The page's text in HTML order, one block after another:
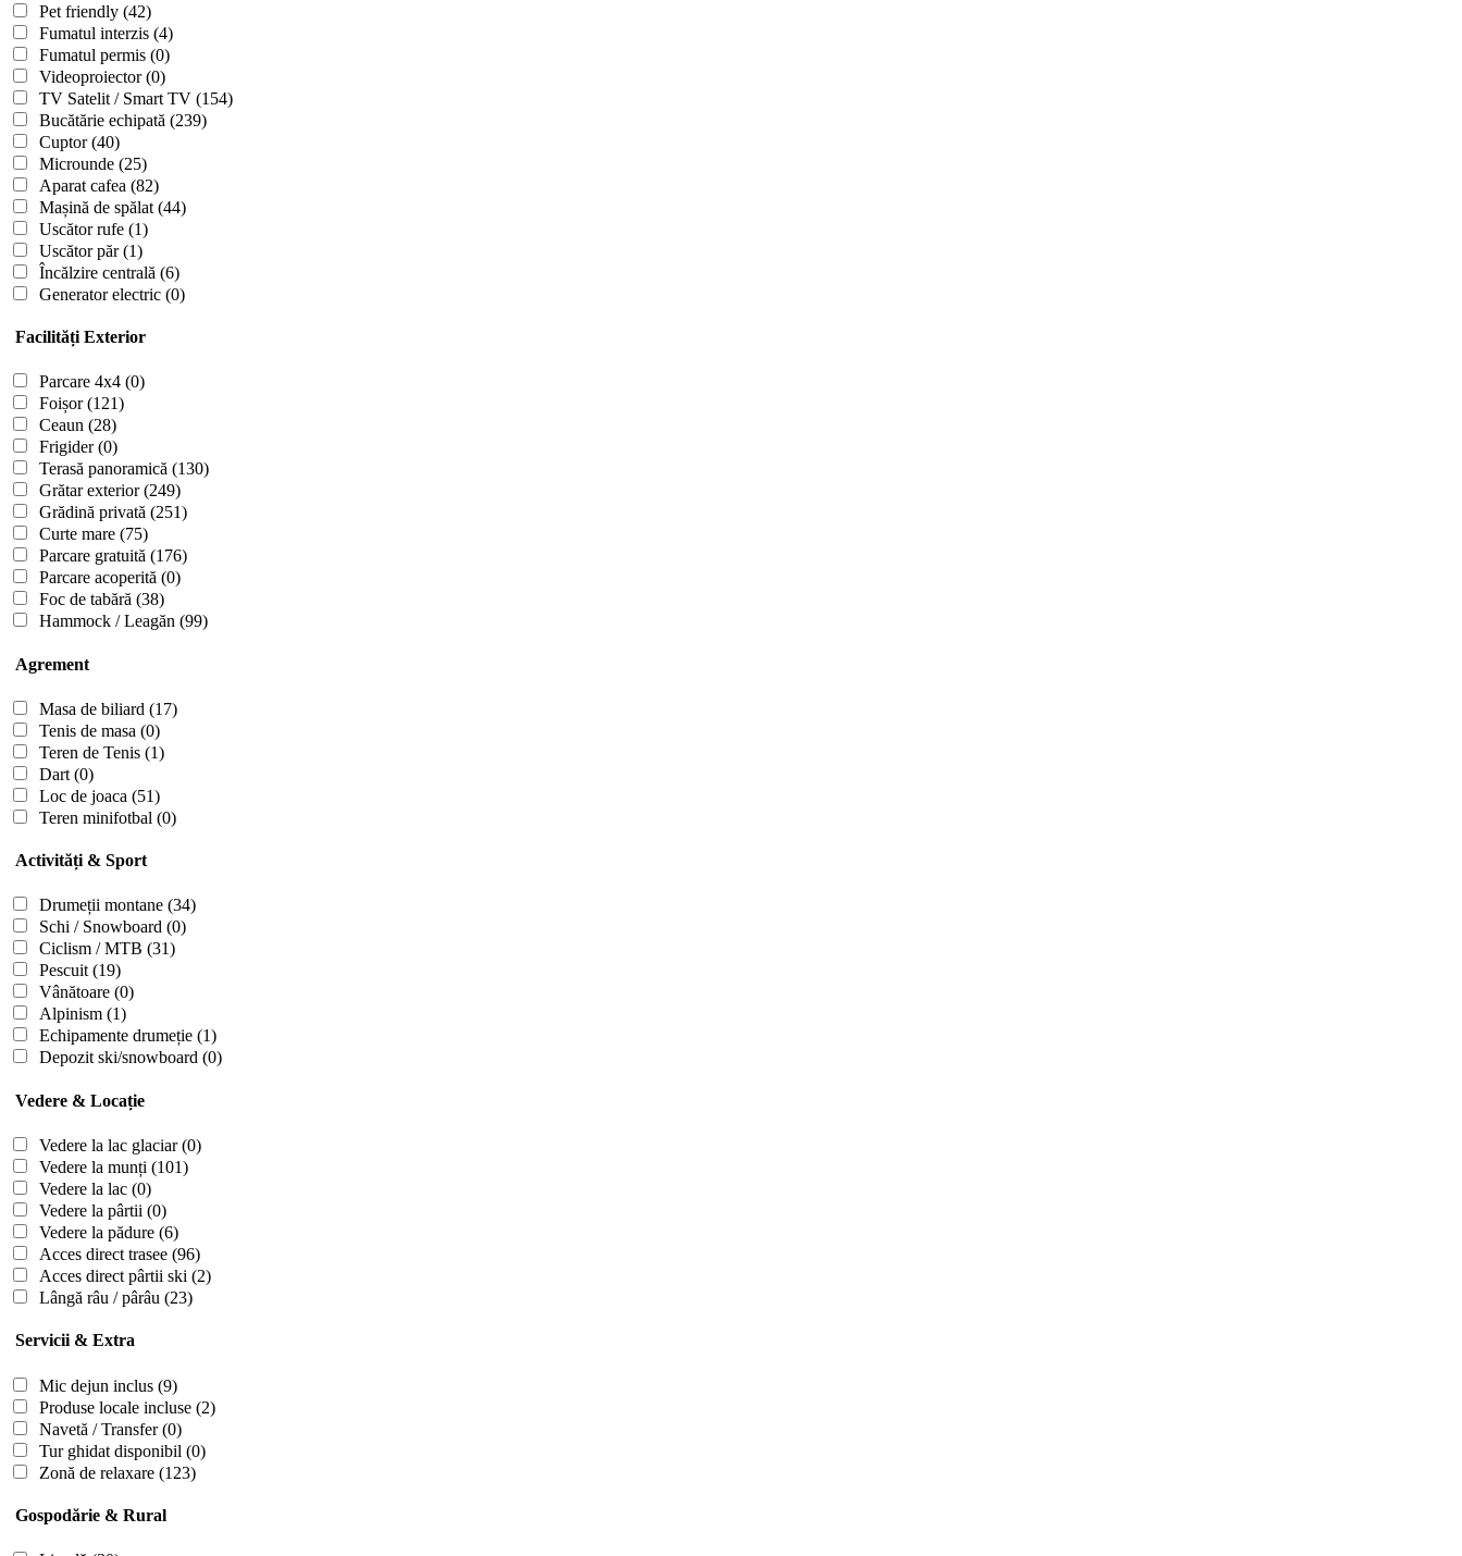
Pet friendly (42)
Fumatul interzis (4)
Fumatul permis (0)
Videoproiector(0)
TV Satelit / Smart TV (154)
Bucătărie echipată (239)
Cuptor(40)
Microunde (25)
Aparat cafea (82)
Mașină de spălat (44)
Uscător rufe (1)
Uscător păr(1)
Încălzire centrală (6)
Generator electric (0)
Facilități Exterior
Parcare 4x4 (0)
Foișor(121)
Ceaun (28)
Frigider(0)
Terasă panoramică (130)
Grătar exterior(249)
Grădină privată (251)
Curte mare (75)
Parcare gratuită (176)
Parcare acoperită (0)
Foc de tabără (38)
Hammock / Leagăn (99)
Agrement
Masa de biliard (17)
Tenis de masa (0)
Teren de Tenis (1)
Dart (0)
Loc de joaca (51)
Teren minifotbal (0)
Activități & Sport
Drumeții montane (34)
Schi / Snowboard (0)
Ciclism / MTB (31)
Pescuit(19)
Vânătoare (0)
Alpinism (1)
Echipamente drumeție (1)
Depozit ski/snowboard (0)
Vedere & Locație
Vedere la lac glaciar(0)
Vedere la munți (101)
Vedere la lac (0)
Vedere la pârtii (0)
Vedere la pădure (6)
Acces direct trasee (96)
Acces direct pârtii ski (2)
Lângă râu / pârâu (23)
Servicii & Extra
Mic dejun inclus (9)
Produse locale incluse (2)
Navetă / Transfer(0)
Tur ghidat disponibil (0)
Zonă de relaxare (123)
Gospodărie & Rural